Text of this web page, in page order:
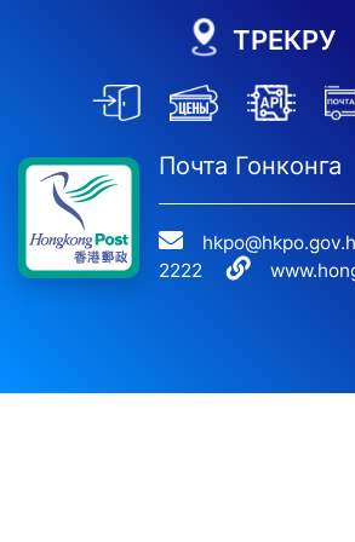
ТРЕКРУ
Почта Гонконга
2222